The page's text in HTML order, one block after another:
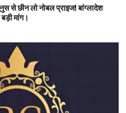
से छीन लो नोबल प्राइज! बांग्लादेश
मांग।